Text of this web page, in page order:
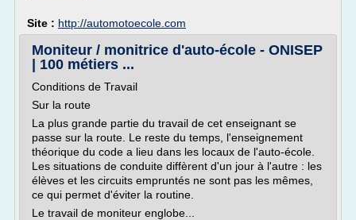
Site : http://automotoecole.com
Moniteur / monitrice d'auto-école - ONISEP
| 100 métiers ...
Conditions de Travail
Sur la route
La plus grande partie du travail de cet enseignant se
passe sur la route. Le reste du temps, l'enseignement
théorique du code a lieu dans les locaux de l'auto-école.
Les situations de conduite diffèrent d'un jour à l'autre : les
élèves et les circuits empruntés ne sont pas les mêmes,
ce qui permet d'éviter la routine.
Le travail de moniteur englobe...